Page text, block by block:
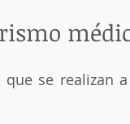
que se realizan